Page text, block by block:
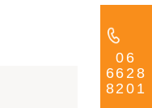
06
6628
8201